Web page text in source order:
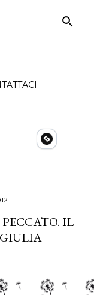
principali
IL
GIULIA